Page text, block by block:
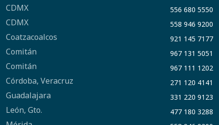
CDMX 556 680 5550
CDMX 558 946 9200
Coatzacoalcos 921 145 7177
Comitán 967 131 5051
Comitán 967 111 1202
Córdoba, Veracruz 271 120 4141
Guadalajara 331 220 9123
León, Gto. 477 180 3288